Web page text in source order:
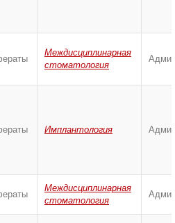
Междисциплинарная
стоматология
Имплантология
Междисциплинарная
стоматология